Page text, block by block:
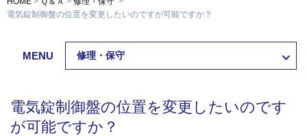
製品資料ダウンロード
修理・保守
電気錠制御盤の位置を変更したいのですが可能ですか？
MENU 修理・保守
電気錠制御盤の位置を変更したいのです
が可能ですか？